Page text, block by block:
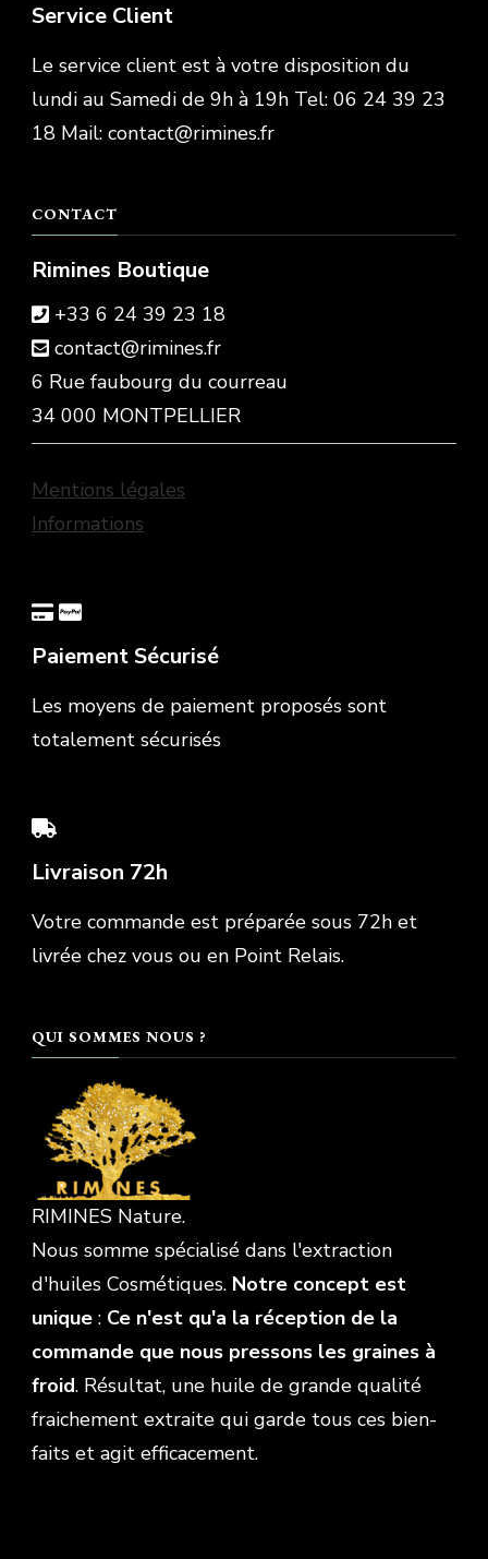
Service Client
Le service client est à votre disposition du
lundi au Samedi de 9h à 19h Tel: 06 24 39 23
18 Mail: contact@rimines.fr
CONTACT
Rimines Boutique
+33 6 24 39 23 18
contact@rimines.fr
6 Rue faubourg du courreau
34 000 MONTPELLIER
Mentions légales
Informations
Paiement Sécurisé
Les moyens de paiement proposés sont
totalement sécurisés
Livraison 72h
Votre commande est préparée sous 72h et
livrée chez vous ou en Point Relais.
QUI SOMMES NOUS ?
RIMINES Nature.
Nous somme spécialisé dans l'extraction
d'huiles Cosmétiques. Notre concept est
unique : Ce n'est qu'a la réception de la
commande que nous pressons les graines à
froid. Résultat, une huile de grande qualité
fraichement extraite qui garde tous ces bien-
faits et agit efficacement.